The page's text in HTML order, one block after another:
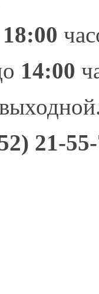
18:00
14:00
21-